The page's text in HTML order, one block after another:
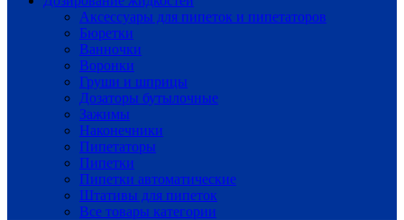
Аксессуары для пипеток и пипетаторов
Бюретки
Ванночки
Воронки
Груши и шприцы
Дозаторы бутылочные
Зажимы
Наконечники
Пипетаторы
Пипетки
Пипетки автоматические
Штативы для пипеток
Все товары категории